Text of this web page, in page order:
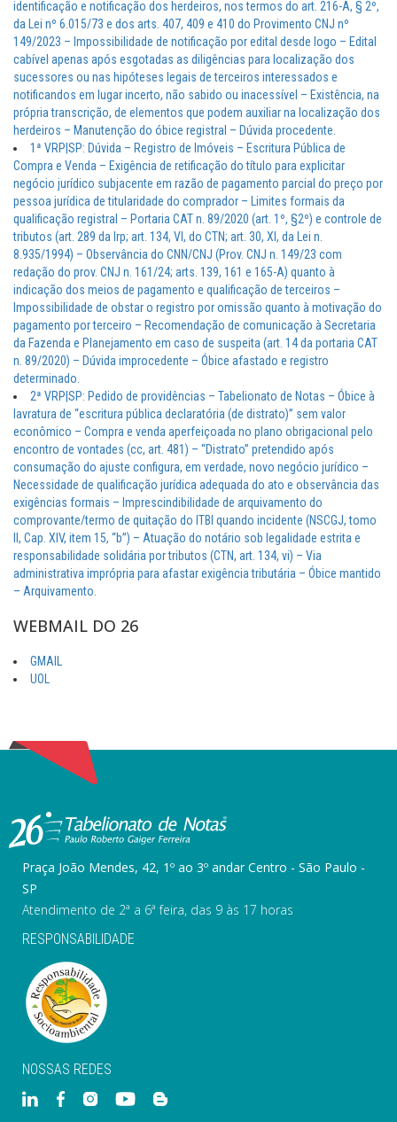
identificação e notificação dos herdeiros, nos termos do art. 216-A, § 2º,
da Lei nº 6.015/73 e dos arts. 407, 409 e 410 do Provimento CNJ nº
149/2023 – Impossibilidade de notificação por edital desde logo – Edital
cabível apenas após esgotadas as diligências para localização dos
sucessores ou nas hipóteses legais de terceiros interessados e
notificandos em lugar incerto, não sabido ou inacessível – Existência, na
própria transcrição, de elementos que podem auxiliar na localização dos
herdeiros – Manutenção do óbice registral – Dúvida procedente.
1ª VRP|SP: Dúvida – Registro de Imóveis – Escritura Pública de
Compra e Venda – Exigência de retificação do título para explicitar
negócio jurídico subjacente em razão de pagamento parcial do preço por
pessoa jurídica de titularidade do comprador – Limites formais da
qualificação registral – Portaria CAT n. 89/2020 (art. 1º, §2º) e controle de
tributos (art. 289 da lrp; art. 134, VI, do CTN; art. 30, XI, da Lei n.
8.935/1994) – Observância do CNN/CNJ (Prov. CNJ n. 149/23 com
redação do prov. CNJ n. 161/24; arts. 139, 161 e 165-A) quanto à
indicação dos meios de pagamento e qualificação de terceiros –
Impossibilidade de obstar o registro por omissão quanto à motivação do
pagamento por terceiro – Recomendação de comunicação à Secretaria
da Fazenda e Planejamento em caso de suspeita (art. 14 da portaria CAT
n. 89/2020) – Dúvida improcedente – Óbice afastado e registro
determinado.
2ª VRP|SP: Pedido de providências – Tabelionato de Notas – Óbice à
lavratura de “escritura pública declaratória (de distrato)” sem valor
econômico – Compra e venda aperfeiçoada no plano obrigacional pelo
encontro de vontades (cc, art. 481) – “Distrato” pretendido após
consumação do ajuste configura, em verdade, novo negócio jurídico –
Necessidade de qualificação jurídica adequada do ato e observância das
exigências formais – Imprescindibilidade de arquivamento do
comprovante/termo de quitação do ITBI quando incidente (NSCGJ, tomo
II, Cap. XIV, item 15, “b”) – Atuação do notário sob legalidade estrita e
responsabilidade solidária por tributos (CTN, art. 134, vi) – Via
administrativa imprópria para afastar exigência tributária – Óbice mantido
– Arquivamento.
WEBMAIL DO 26
GMAIL
UOL
Praça João Mendes, 42, 1º ao 3º andar Centro - São Paulo -
SP
Atendimento de 2ª a 6ª feira, das 9 às 17 horas
RESPONSABILIDADE
NOSSAS REDES